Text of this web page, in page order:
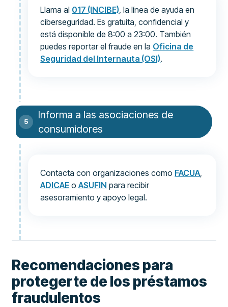
Llama al 017 (INCIBE) , la línea de ayuda en
ciberseguridad. Es gratuita, confidencial y
está disponible de 8:00 a 23:00. También
puedes reportar el fraude en la Oficina de
Seguridad del Internauta (OSI).
Informa a las asociaciones de
consumidores
Contacta con organizaciones como FACUA
ADICAE oASUFIN para recibir
asesoramiento y apoyo legal.
Recomendaciones para
protegerte de los préstamos
fraudulentos